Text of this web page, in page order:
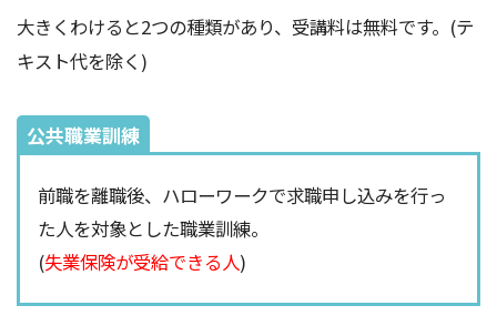
大きくわけると2つの種類があり、受講料は無料です。(テ
キスト代を除く)
公共職業訓練
前職を離職後、ハローワークで求職申し込みを行っ
た人を対象とした職業訓練。
(失業保険が受給できる人)